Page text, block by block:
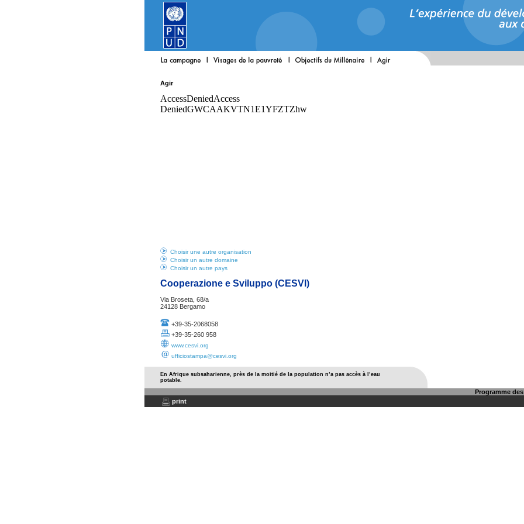
Agir
Choisir une autre organisation
Choisir un autre domaine
Choisir un autre pays
Cooperazione e Sviluppo (CESVI)
Via Broseta, 68/a
24128 Bergamo
+39-35-2068058
+39-35-260 958
www.cesvi.org
ufficiostampa@cesvi.org
En Afrique subsaharienne, près de la moitié de la population n’a pas accès à l’eau
potable.
Programme
print